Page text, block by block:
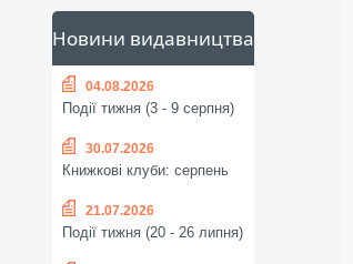
Новини видавництва
04.08.2026
Події тижня (3 - 9 серпня)
30.07.2026
Книжкові клуби: серпень
21.07.2026
Події тижня (20 - 26 липня)